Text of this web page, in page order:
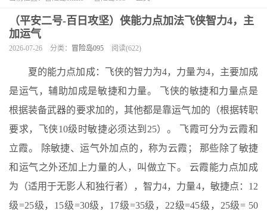
（平安二号-百日攻坚）侠能力点加法飞侠智力4，主
加运气
2026-07-26 分类： 冒险岛095 阅读(622)
夏的能力点加成：飞侠的智力为4，力量为4，主要加成
是运气，辅助加成是敏捷和力量。 飞侠的敏捷和力量点是
根据装备武器的要求加的，其他都是靠运气加的（根据转职
要求，飞侠10级时敏捷必须达到25）。 飞霞可分为云霞和
立霞。 除敏捷、运气外加点的，称为云霞； 那些除了敏捷
和运气之外还加上力量的人，叫做立下。 云霞能力点加成
为（适用于无影人和独行者），智力4，力量4，敏捷点：12
级=25级，15级=30级，17级=35级，22级=45级，25级= 50